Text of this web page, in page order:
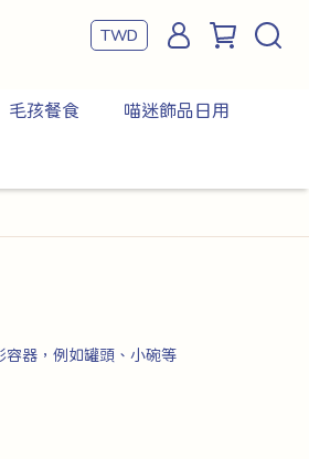
TWD
毛孩餐食 喵迷飾品日用
器，例如罐頭、小碗等